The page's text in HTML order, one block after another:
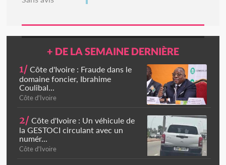
+ DE LA SEMAINE DERNIÈRE
1/ Côte d'Ivoire : Fraude dans le
domaine foncier, Ibrahime
Coulibal...
Côte d'Ivoire
2/ Côte d'Ivoire : Un véhicule de
la GESTOCI circulant avec un
numér...
Côte d'Ivoire